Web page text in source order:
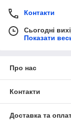
Контакти
Сьогодні
Показати
Про нас
Контакти
Доставка та